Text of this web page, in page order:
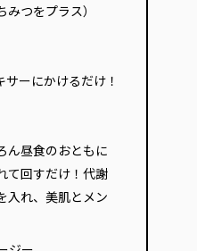
みつをプラス）
サーにかけるだけ！
ん昼食のおともに
て回すだけ！代謝
入れ、美肌とメン